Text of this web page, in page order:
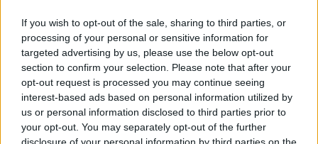
If you wish to opt-out of the sale, sharing to third parties, or
processing of your personal or sensitive information for
targeted advertising by us, please use the below opt-out
section to confirm your selection. Please note that after your
opt-out request is processed you may continue seeing
interest-based ads based on personal information utilized by
us or personal information disclosed to third parties prior to
your opt-out. You may separately opt-out of the further